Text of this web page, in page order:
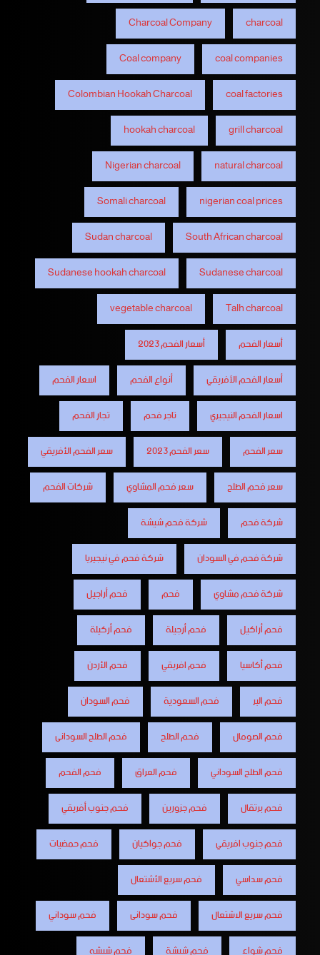
charcoal
Charcoal Company
coal companies
Coal company
coal factories
Colombian Hookah Charcoal
grill charcoal
hookah charcoal
natural charcoal
Nigerian charcoal
nigerian coal prices
Somali charcoal
South African charcoal
Sudan charcoal
Sudanese charcoal
Sudanese hookah charcoal
Talh charcoal
vegetable charcoal
أسعار الفحم
أسعار الفحم 2023
أسعار الفحم الأفريقي
أنواع الفحم
اسعار الفحم
اسعار الفحم النيجيري
تاجر فحم
تجار الفحم
سعر الفحم
سعر الفحم 2023
سعر الفحم الأفريقي
سعر فحم الطلح
سعر فحم المشاوي
شركات الفحم
شركة فحم
شركة فحم شيشة
شركة فحم في السودان
شركة فحم في نيجيريا
شركة فحم مشاوي
فحم
فحم أراجيل
فحم أراكيل
فحم أرجيلة
فحم أركيلة
فحم أكاسيا
فحم افريقي
فحم الأردن
فحم البر
فحم السعودية
فحم السودان
فحم الصومال
فحم الطلح
فحم الطلح السودانى
فحم الطلح السوداني
فحم العراق
فحم الفحم
فحم برتقال
فحم جزورين
فحم جنوب أفريقي
فحم جنوب افريقي
فحم جواكيان
فحم حمضيات
فحم سداسي
فحم سريع الأشتعال
فحم سريع الاشتعال
فحم سودانى
فحم سوداني